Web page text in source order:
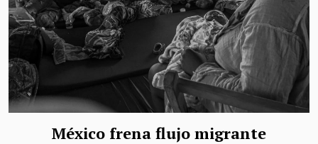
México frena flujo migrante